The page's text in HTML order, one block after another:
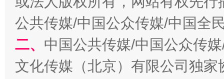
“刷贴”乱象丛生
公共传媒/中国公众传媒/中国全
二、 中国公共传媒/中国公众传
文化传媒（北京）有限公司独